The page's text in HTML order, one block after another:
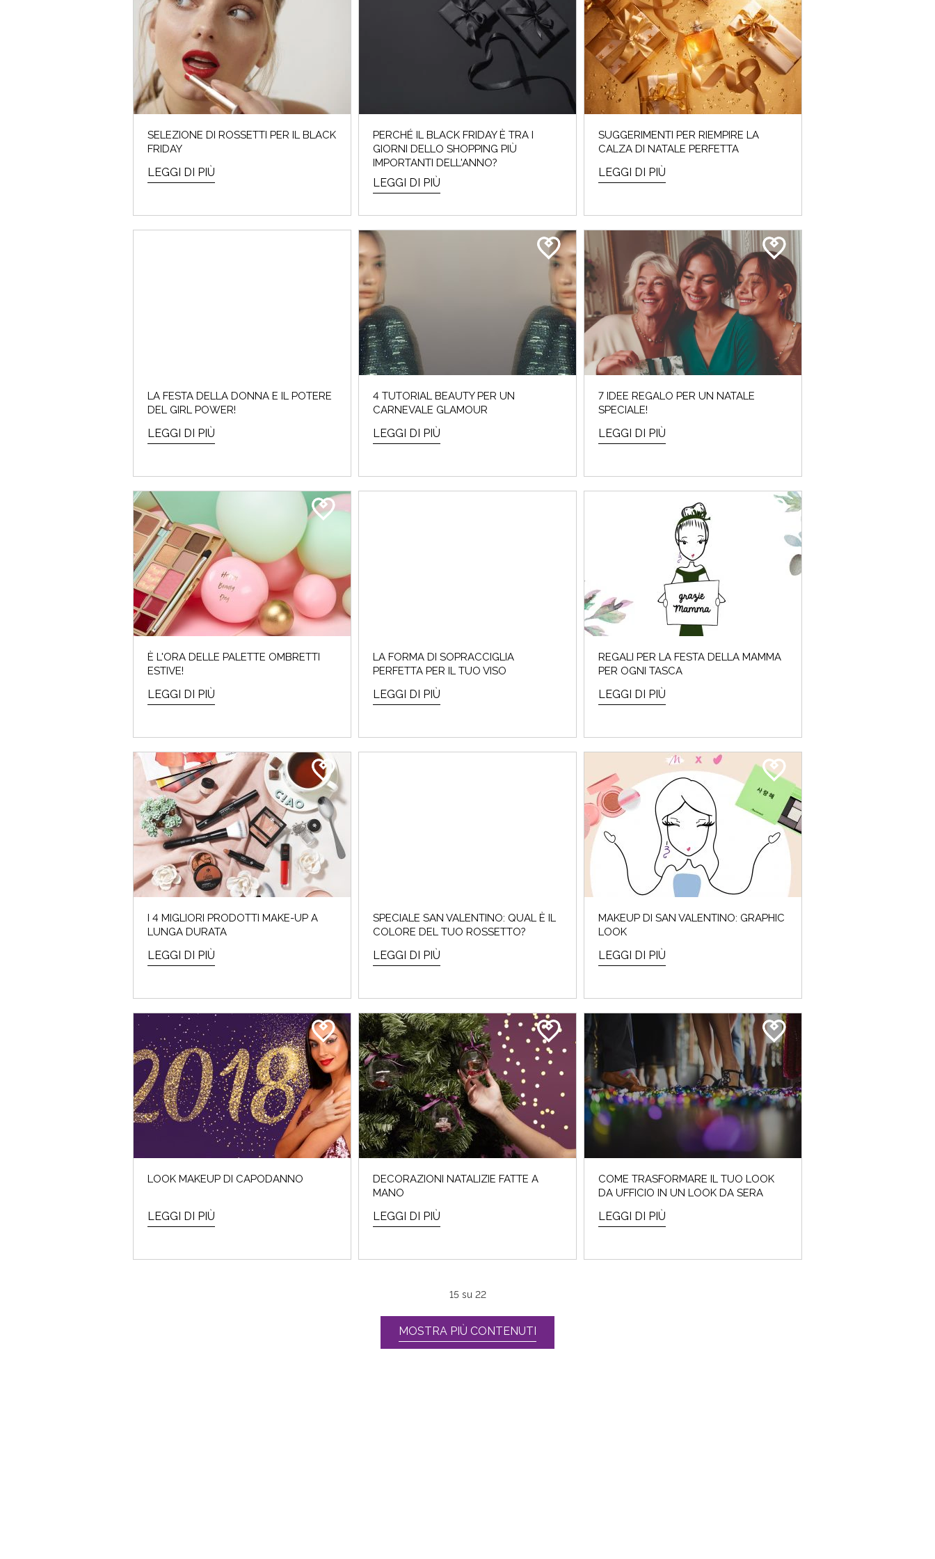
I saldi invernali del 2024 sono iniziati e noi Beauty Addicted non vedevamo l’ora!
Perché cosa...
LEGGI DI PIÙ
ARMOCROMIA & BEAUTY: SCOPRI QUAL È LA TUA PALETTE!
Che cos'è l'Armocromia: ad ogni stagione i suoi colori "amici". Ti sei mai domandat*
FESTA DELLA MAMMA – GUIDA AI REGALI SKINCARE E MAKE-UP
TIC TAC… mancano pochi giorni alla festa della mamma⏰ Se sei a corto di idee
SELEZIONE DI ROSSETTI PER IL BLACK
FRIDAY
LEGGI DI PIÙ
PERCHÉ IL BLACK FRIDAY È TRA I
GIORNI DELLO SHOPPING PIÙ
IMPORTANTI DELL'ANNO?
LEGGI DI PIÙ
SUGGERIMENTI PER RIEMPIRE LA
CALZA DI NATALE PERFETTA
LEGGI DI PIÙ
LA FESTA DELLA DONNA E IL POTERE
DEL GIRL POWER!
LEGGI DI PIÙ
4 TUTORIAL BEAUTY PER UN
CARNEVALE GLAMOUR
LEGGI DI PIÙ
7 IDEE REGALO PER UN NATALE
SPECIALE!
LEGGI DI PIÙ
È L'ORA DELLE PALETTE OMBRETTI
ESTIVE!
LEGGI DI PIÙ
LA FORMA DI SOPRACCIGLIA
PERFETTA PER IL TUO VISO
LEGGI DI PIÙ
REGALI PER LA FESTA DELLA MAMMA
PER OGNI TASCA
LEGGI DI PIÙ
I 4 MIGLIORI PRODOTTI MAKE-UP A
LUNGA DURATA
LEGGI DI PIÙ
SPECIALE SAN VALENTINO: QUAL È IL
COLORE DEL TUO ROSSETTO?
LEGGI DI PIÙ
MAKEUP DI SAN VALENTINO: GRAPHIC
LOOK
LEGGI DI PIÙ
LOOK MAKEUP DI CAPODANNO
LEGGI DI PIÙ
DECORAZIONI NATALIZIE FATTE A
MANO
LEGGI DI PIÙ
COME TRASFORMARE IL TUO LOOK
DA UFFICIO IN UN LOOK DA SERA
LEGGI DI PIÙ
15su 22
MOSTRA PIÙ CONTENUTI